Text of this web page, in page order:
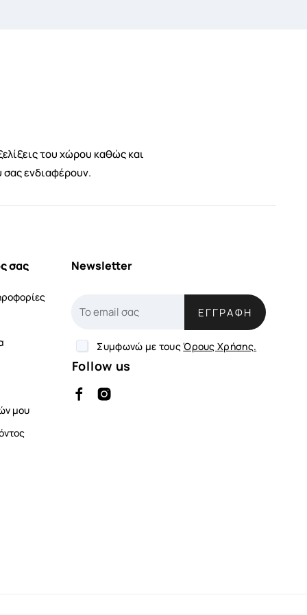
του χώρου καθώς και
σας ενδιαφέρουν.
σας
μου
Newsletter
ΕΓΓΡΑΦΉ
Συμφωνώ με τουςΌρους Χρήσης.
Follow us